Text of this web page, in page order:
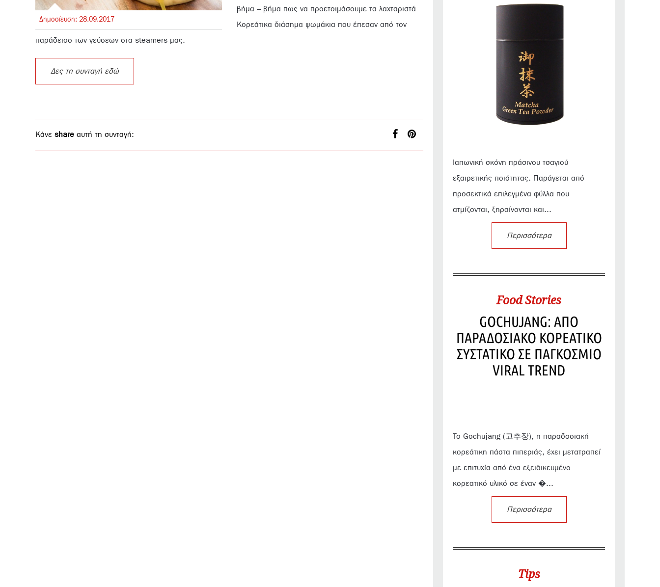
Δημοσίευση: 28.09.2017
βήμα – βήμα πως να προετοιμάσουμε τα λαχταριστά
Κορεάτικα διάσημα ψωμάκια που έπεσαν από τον
παράδεισο των γεύσεων στα steamers μας.
Δες τη συνταγή εδώ
Κάνε share αυτή τη συνταγή:
Ιαπωνική σκόνη πράσινου τσαγιού
εξαιρετικής ποιότητας. Παράγεται από
προσεκτικά επιλεγμένα φύλλα που
ατμίζονται, ξηραίνονται και...
Περισσότερα
Food Stories
GOCHUJANG: ΑΠΟ
ΠΑΡΑΔΟΣΙΑΚΟ ΚΟΡΕΑΤΙΚΟ
ΣΥΣΤΑΤΙΚΟ ΣΕ ΠΑΓΚΟΣΜΙΟ
VIRAL TREND
Το Gochujang (고추장), η παραδοσιακή
κορεάτικη πάστα πιπεριάς, έχει μετατραπεί
με επιτυχία από ένα εξειδικευμένο
κορεατικό υλικό σε έναν �...
Περισσότερα
Tips